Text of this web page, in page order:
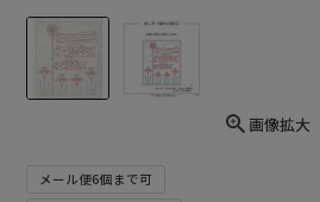
画像拡大
メール便6個まで可